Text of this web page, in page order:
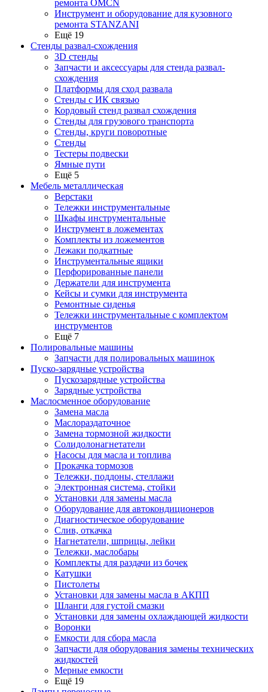
ремонта OMCN
Инструмент и оборудование для кузовного
ремонта STANZANI
Ещё 19
Стенды развал-схождения
3D стенды
Запчасти и аксессуары для стенда развал-
схождения
Платформы для сход развала
Стенды с ИК связью
Кордовый стенд развал схождения
Стенды для грузового транспорта
Стенды, круги поворотные
Стенды
Тестеры подвески
Ямные пути
Ещё 5
Мебель металлическая
Верстаки
Тележки инструментальные
Шкафы инструментальные
Инструмент в ложементах
Комплекты из ложементов
Лежаки подкатные
Инструментальные ящики
Перфорированные панели
Держатели для инструмента
Кейсы и сумки для инструмента
Ремонтные сиденья
Тележки инструментальные с комплектом
инструментов
Ещё 7
Полировальные машины
Запчасти для полировальных машинок
Пуско-зарядные устройства
Пускозарядные устройства
Зарядные устройства
Маслосменное оборудование
Замена масла
Маслораздаточное
Замена тормозной жидкости
Солидолонагнетатели
Насосы для масла и топлива
Прокачка тормозов
Тележки, поддоны, стеллажи
Электронная система, стойки
Установки для замены масла
Оборудование для автокондиционеров
Диагностическое оборудование
Слив, откачка
Нагнетатели, шприцы, лейки
Тележки, маслобары
Комплекты для раздачи из бочек
Катушки
Пистолеты
Установки для замены масла в АКПП
Шланги для густой смазки
Установки для замены охлаждающей жидкости
Воронки
Емкости для сбора масла
Запчасти для оборудования замены технических
жидкостей
Мерные емкости
Ещё 19